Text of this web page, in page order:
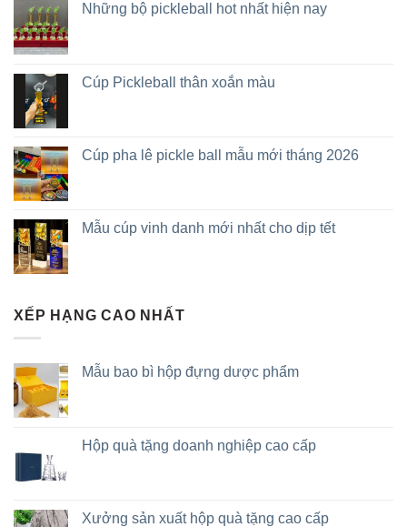
Những bộ pickleball hot nhất hiện nay
Cúp Pickleball thân xoắn màu
Cúp pha lê pickle ball mẫu mới tháng 2026
Mẫu cúp vinh danh mới nhất cho dịp tết
XẾP HẠNG CAO NHẤT
Mẫu bao bì hộp đựng dược phẩm
Hộp quà tặng doanh nghiệp cao cấp
Xưởng sản xuất hộp quà tặng cao cấp